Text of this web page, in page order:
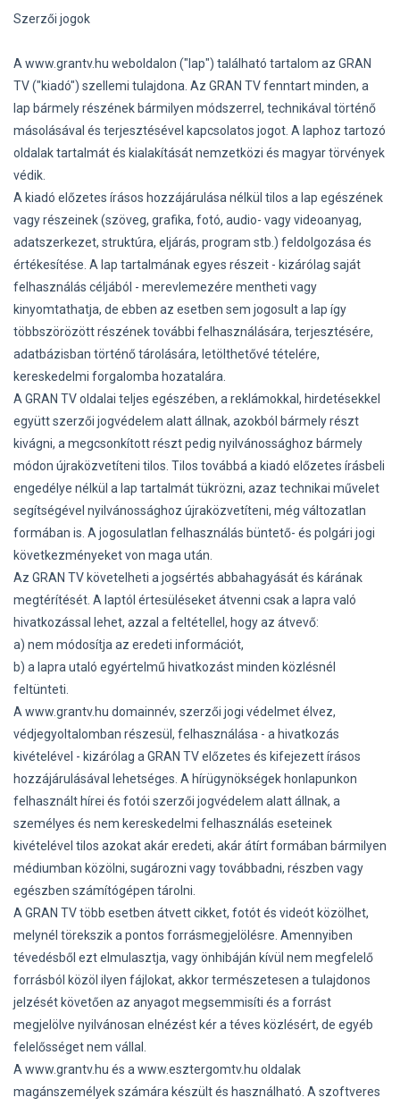
Szerzői jogok
A www.grantv.hu weboldalon ("lap") található tartalom az GRAN
TV ("kiadó") szellemi tulajdona. Az GRAN TV fenntart minden, a
lap bármely részének bármilyen módszerrel, technikával történő
másolásával és terjesztésével kapcsolatos jogot. A laphoz tartozó
oldalak tartalmát és kialakítását nemzetközi és magyar törvények
védik.
A kiadó előzetes írásos hozzájárulása nélkül tilos a lap egészének
vagy részeinek (szöveg, grafika, fotó, audio- vagy videoanyag,
adatszerkezet, struktúra, eljárás, program stb.) feldolgozása és
értékesítése. A lap tartalmának egyes részeit - kizárólag saját
felhasználás céljából - merevlemezére mentheti vagy
kinyomtathatja, de ebben az esetben sem jogosult a lap így
többszörözött részének további felhasználására, terjesztésére,
adatbázisban történő tárolására, letölthetővé tételére,
kereskedelmi forgalomba hozatalára.
A GRAN TV oldalai teljes egészében, a reklámokkal, hirdetésekkel
együtt szerzői jogvédelem alatt állnak, azokból bármely részt
kivágni, a megcsonkított részt pedig nyilvánossághoz bármely
módon újraközvetíteni tilos. Tilos továbbá a kiadó előzetes írásbeli
engedélye nélkül a lap tartalmát tükrözni, azaz technikai művelet
segítségével nyilvánossághoz újraközvetíteni, még változatlan
formában is. A jogosulatlan felhasználás büntető- és polgári jogi
következményeket von maga után.
Az GRAN TV követelheti a jogsértés abbahagyását és kárának
megtérítését. A laptól értesüléseket átvenni csak a lapra való
hivatkozással lehet, azzal a feltétellel, hogy az átvevő:
a) nem módosítja az eredeti információt,
b) a lapra utaló egyértelmű hivatkozást minden közlésnél
feltünteti.
A www.grantv.hu domainnév, szerzői jogi védelmet élvez,
védjegyoltalomban részesül, felhasználása - a hivatkozás
kivételével - kizárólag a GRAN TV előzetes és kifejezett írásos
hozzájárulásával lehetséges. A hírügynökségek honlapunkon
felhasznált hírei és fotói szerzői jogvédelem alatt állnak, a
személyes és nem kereskedelmi felhasználás eseteinek
kivételével tilos azokat akár eredeti, akár átírt formában bármilyen
médiumban közölni, sugározni vagy továbbadni, részben vagy
egészben számítógépen tárolni.
A GRAN TV több esetben átvett cikket, fotót és videót közölhet,
melynél törekszik a pontos forrásmegjelölésre. Amennyiben
tévedésből ezt elmulasztja, vagy önhibáján kívül nem megfelelő
forrásból közöl ilyen fájlokat, akkor természetesen a tulajdonos
jelzését követően az anyagot megsemmisíti és a forrást
megjelölve nyilvánosan elnézést kér a téves közlésért, de egyéb
felelősséget nem vállal.
A www.grantv.hu és a www.esztergomtv.hu oldalak
magánszemélyek számára készült és használható. A szoftveres